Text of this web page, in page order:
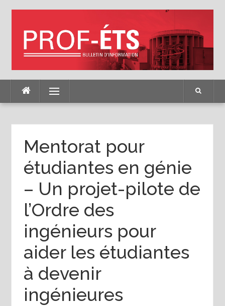
Menu
Mentorat pour
étudiantes en génie
– Un projet-pilote de
l’Ordre des
ingénieurs pour
aider les étudiantes
à devenir
ingénieures